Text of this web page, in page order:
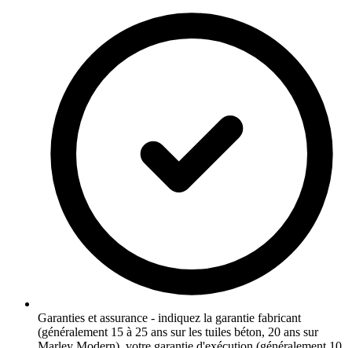
Garanties et assurance - indiquez la garantie fabricant
(généralement 15 à 25 ans sur les tuiles béton, 20 ans sur